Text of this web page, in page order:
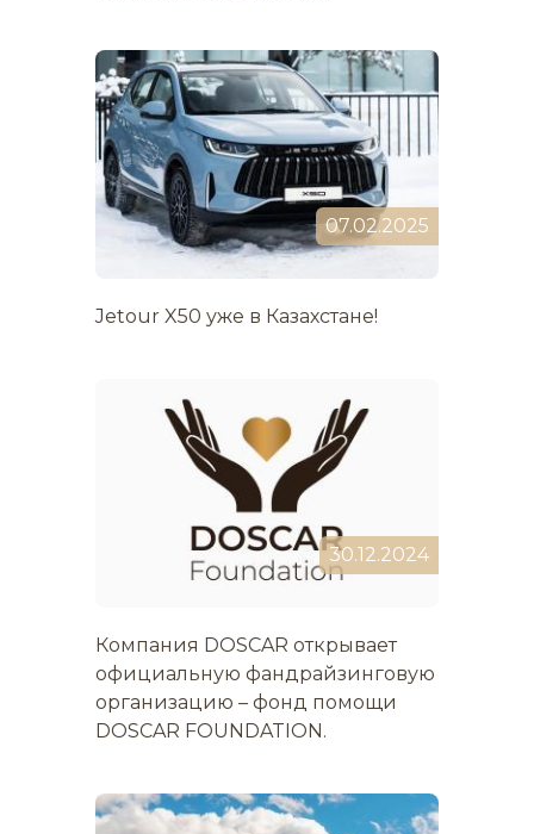
07.02.2025
Jetour X50 уже в Казахстане!
30.12.2024
Компания DOSCAR открывает
официальную фандрайзинговую
организацию – фонд помощи
DOSCAR FOUNDATION.